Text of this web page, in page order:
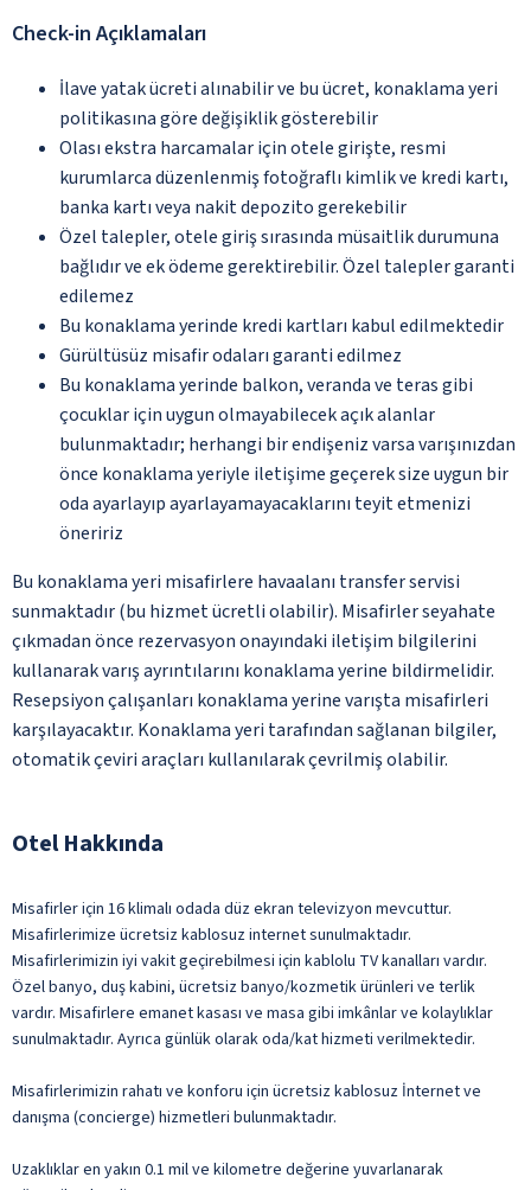
Check-in Açıklamaları
İlave yatak ücreti alınabilir ve bu ücret, konaklama yeri
politikasına göre değişiklik gösterebilir
Olası ekstra harcamalar için otele girişte, resmi
kurumlarca düzenlenmiş fotoğraflı kimlik ve kredi kartı,
banka kartı veya nakit depozito gerekebilir
Özel talepler, otele giriş sırasında müsaitlik durumuna
bağlıdır ve ek ödeme gerektirebilir. Özel talepler garanti
edilemez
Bu konaklama yerinde kredi kartları kabul edilmektedir
Gürültüsüz misafir odaları garanti edilmez
Bu konaklama yerinde balkon, veranda ve teras gibi
çocuklar için uygun olmayabilecek açık alanlar
bulunmaktadır; herhangi bir endişeniz varsa varışınızdan
önce konaklama yeriyle iletişime geçerek size uygun bir
oda ayarlayıp ayarlayamayacaklarını teyit etmenizi
öneririz
Bu konaklama yeri misafirlere havaalanı transfer servisi
sunmaktadır (bu hizmet ücretli olabilir). Misafirler seyahate
çıkmadan önce rezervasyon onayındaki iletişim bilgilerini
kullanarak varış ayrıntılarını konaklama yerine bildirmelidir.
Resepsiyon çalışanları konaklama yerine varışta misafirleri
karşılayacaktır. Konaklama yeri tarafından sağlanan bilgiler,
otomatik çeviri araçları kullanılarak çevrilmiş olabilir.
Otel Hakkında
Misafirler için 16 klimalı odada düz ekran televizyon mevcuttur.
Misafirlerimize ücretsiz kablosuz internet sunulmaktadır.
Misafirlerimizin iyi vakit geçirebilmesi için kablolu TV kanalları vardır.
Özel banyo, duş kabini, ücretsiz banyo/kozmetik ürünleri ve terlik
vardır. Misafirlere emanet kasası ve masa gibi imkânlar ve kolaylıklar
sunulmaktadır. Ayrıca günlük olarak oda/kat hizmeti verilmektedir.
Misafirlerimizin rahatı ve konforu için ücretsiz kablosuz İnternet ve
danışma (concierge) hizmetleri bulunmaktadır.
Uzaklıklar en yakın 0.1 mil ve kilometre değerine yuvarlanarak